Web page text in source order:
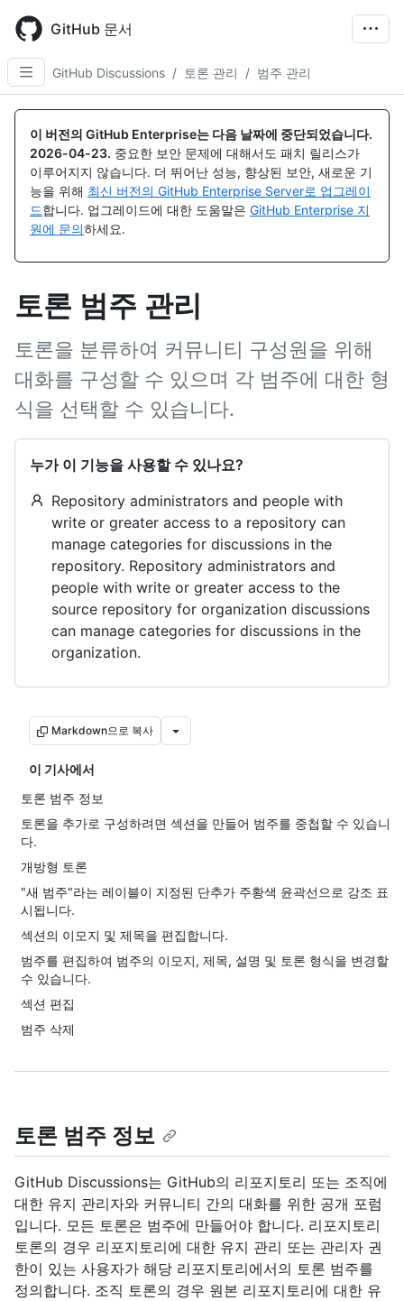
main
content
GitHub 문서
GitHub Discussions / 토론 관리 / 범주 관리
이 버전의 GitHub Enterprise는 다음 날짜에 중단되었습니다.
2026-04-23. 중요한 보안 문제에 대해서도 패치 릴리스가
이루어지지 않습니다. 더 뛰어난 성능, 향상된 보안, 새로운 기
능을 위해 최신 버전의 GitHub Enterprise Server로 업그레이
드합니다. 업그레이드에 대한 도움말은 GitHub Enterprise 지
원에 문의하세요.
토론 범주 관리
토론을 분류하여 커뮤니티 구성원을 위해
대화를 구성할 수 있으며 각 범주에 대한 형
식을 선택할 수 있습니다.
누가 이 기능을 사용할 수 있나요?
Repository administrators and people with
write or greater access to a repository can
manage categories for discussions in the
repository. Repository administrators and
people with write or greater access to the
source repository for organization discussions
can manage categories for discussions in the
organization.
Markdown으로 복사
이 기사에서
토론 범주 정보
토론을 추가로 구성하려면 섹션을 만들어 범주를 중첩할 수 있습니
다.
개방형 토론
"새 범주"라는 레이블이 지정된 단추가 주황색 윤곽선으로 강조 표
시됩니다.
섹션의 이모지 및 제목을 편집합니다.
범주를 편집하여 범주의 이모지, 제목, 설명 및 토론 형식을 변경할
수 있습니다.
섹션 편집
범주 삭제
토론 범주 정보
GitHub Discussions는 GitHub의 리포지토리 또는 조직에
대한 유지 관리자와 커뮤니티 간의 대화를 위한 공개 포럼
입니다. 모든 토론은 범주에 만들어야 합니다. 리포지토리
토론의 경우 리포지토리에 대한 유지 관리 또는 관리자 권
한이 있는 사용자가 해당 리포지토리에서의 토론 범주를
정의합니다. 조직 토론의 경우 원본 리포지토리에 대한 유